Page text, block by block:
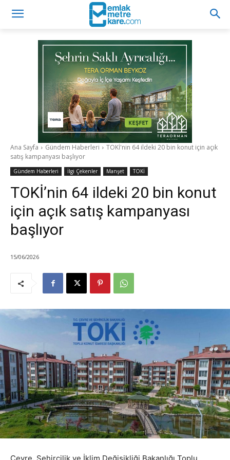
Ana Sayfa Gündem Haberleri
TOKİ'nin 64 ildeki 20 bin konut için açık
satış kampanyası başlıyor
Gündem Haberleri İlgi Çekenler Manşet TOKİ
TOKİ’nin 64 ildeki 20 bin konut
için açık satış kampanyası
başlıyor
15/06/2026